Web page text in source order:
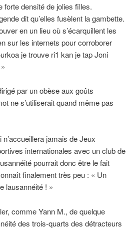
forte densité de jolies filles.
dit qu’elles fusèlent la gambette.
en un lieu où s’écarquillent les
sur les internets pour corroborer
je trouve ri1 kan je tap Joni
par un obèse aux goûts
ne s’utiliserait quand même pas
jamais de Jeux
internationales avec un club de
pourrait donc être le fait
finalement très peu : « Un
lausannéité ! »
comme Yann M., de quelque
des trois-quarts des détracteurs